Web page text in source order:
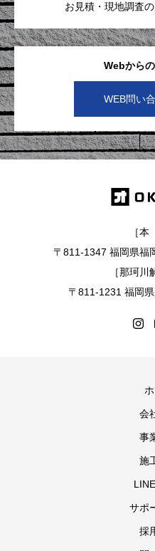
Webから
WEB問い
お見積・現地調査
［
〒811-1347 福岡県福
［那珂川
〒811-1231 福岡
会
事
施
サポ
採